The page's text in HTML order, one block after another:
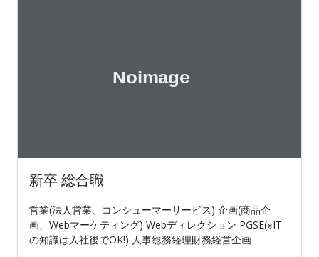
新卒 総合職
営業(法人営業、コンシューマーサービス) 企画(商品企
画、Webマーケティング) Webディレクション PGSE(※IT
の知識は入社後でOK!) 人事総務経理財務経営企画